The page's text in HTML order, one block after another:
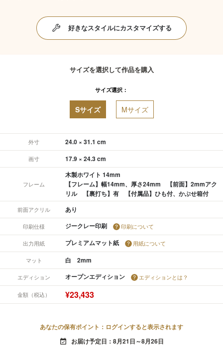
好きなスタイルにカスタマイズする
サイズを選択して作品を購入
サイズ選択：
Sサイズ Mサイズ
外寸 24.0 × 31.1 cm
画寸 17.9 × 24.3 cm
フレーム
木製ホワイト 14mm
【フレーム】幅14mm、厚さ24mm 【前面】2mmアク
リル 【裏打ち】有 【付属品】ひも付、かぶせ箱付
前面アクリル あり
印刷仕様 ジークレー印刷 印刷について
出力用紙 プレミアムマット紙 用紙について
マット 白 2mm
エディション オープンエディション エディションとは？
金額（税込） ¥23,433
あなたの保有ポイント：ログインすると表示されます
event_available お届け予定日：8月21日～8月26日